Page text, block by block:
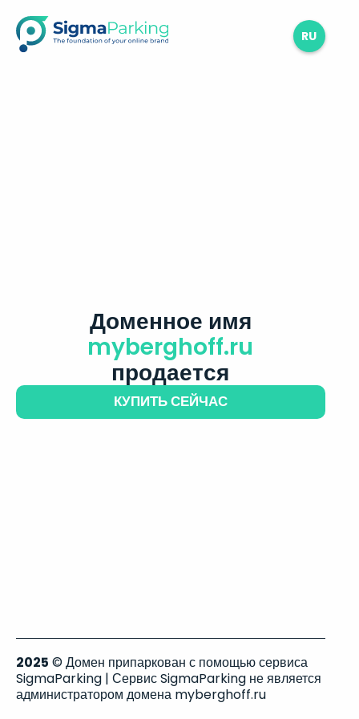
RU
Доменное имя
myberghoff.ru
продается
КУПИТЬ СЕЙЧАС
2025 © Домен припаркован с помощью сервиса
SigmaParking | Сервис SigmaParking не является
администратором домена myberghoff.ru